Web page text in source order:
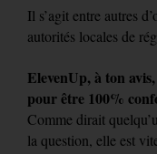
Il s’agit entre autres
autorités locales de
ElevenUp, à ton
pour être 100%
Comme dirait
la question, elle est